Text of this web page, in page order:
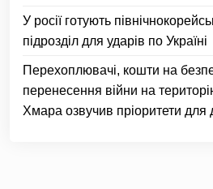
У росії готують
підрозділ для ударів по Україні
Перехоплювачі, кошти на
перенесення війни на
Хмара озвучив пріоритети для